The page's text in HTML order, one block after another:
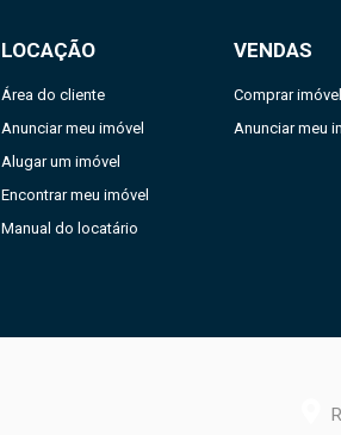
LOCAÇÃO
Área do cliente
Anunciar meu imóvel
Alugar um imóvel
Encontrar meu imóvel
Manual do locatário
VENDAS
Comprar imóvel
Anunciar meu